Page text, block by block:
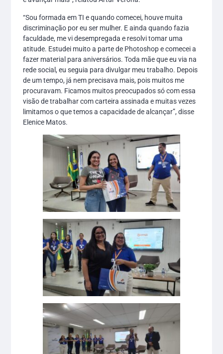
“Sou formada em TI e quando comecei, houve muita
discriminação por eu ser mulher. E ainda quando fazia
faculdade, me vi desempregada e resolvi tomar uma
atitude. Estudei muito a parte de Photoshop e comecei a
fazer material para aniversários. Toda mãe que eu via na
rede social, eu seguia para divulgar meu trabalho. Depois
de um tempo, já nem precisava mais, pois muitos me
procuravam. Ficamos muitos preocupados só com essa
visão de trabalhar com carteira assinada e muitas vezes
limitamos o que temos a capacidade de alcançar”, disse
Elenice Matos.